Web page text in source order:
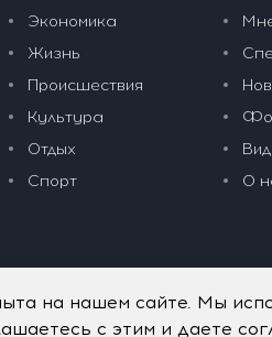
Экономика
Жизнь
Происшествия
Культура
Отдых
Спорт
О
на нашем сайте. Мы
с этим и даете